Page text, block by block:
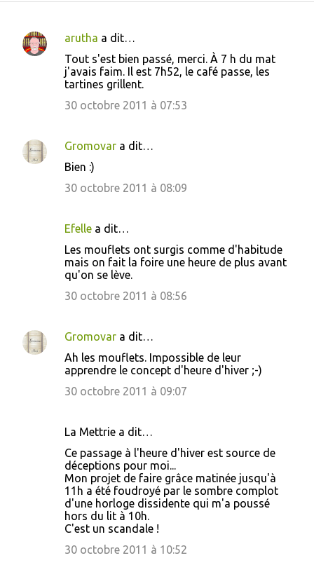
C
n
t
arutha a dit…
Tout s'est bien passé, merci. À 7 h du mat
j'avais faim. Il est 7h52, le café passe, les
tartines grillent.
30 octobre 2011 à 07:53
Gromovar a dit…
Bien :)
30 octobre 2011 à 08:09
Efelle a dit…
Les mouflets ont surgis comme d'habitude
mais on fait la foire une heure de plus avant
qu'on se lève.
30 octobre 2011 à 08:56
Gromovar a dit…
Ah les mouflets. Impossible de leur
apprendre le concept d'heure d'hiver ;-)
30 octobre 2011 à 09:07
La Mettrie a dit…
Ce passage à l'heure d'hiver est source de
déceptions pour moi...
Mon projet de faire grâce matinée jusqu'à
11h a été foudroyé par le sombre complot
d'une horloge dissidente qui m'a poussé
hors du lit à 10h.
C'est un scandale !
30 octobre 2011 à 10:52